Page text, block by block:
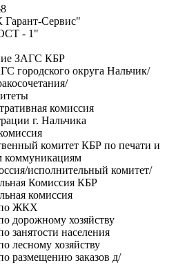
Сервис"
- 1"
ЗАГС КБР
городского округа Нальчик/
комиссия
г. Нальчика
комитет КБР по печати и
коммуникациям
исполнительный комитет/
Комиссия КБР
комиссия
ЖКХ
дорожному хозяйству
занятости населения
лесному хозяйству
размещению заказов д/